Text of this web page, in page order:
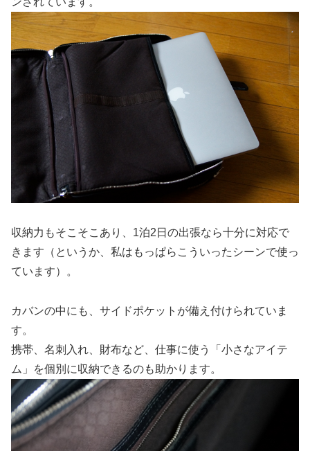
収納力もそこそこあり、1泊2日の出張なら十分に対応で
きます（というか、私はもっぱらこういったシーンで使っ
ています）。
カバンの中にも、サイドポケットが備え付けられていま
す。
携帯、名刺入れ、財布など、仕事に使う「小さなアイテ
ム」を個別に収納できるのも助かります。